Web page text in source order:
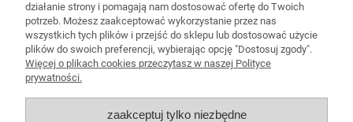
Pomoc
Moje konto
działanie strony i pomagają nam dostosować ofertę do Twoich
potrzeb. Możesz zaakceptować wykorzystanie przez nas
wszystkich tych plików i przejść do sklepu lub dostosować użycie
plików do swoich preferencji, wybierając opcję "Dostosuj zgody".
Więcej o plikach cookies przeczytasz w naszej Polityce
prywatności.
zaakceptuj tylko niezbędne